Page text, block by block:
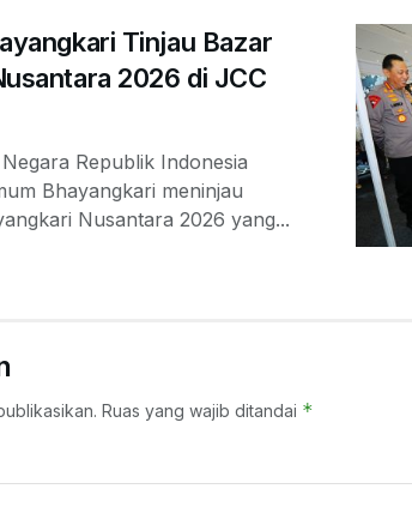
Tinjau Bazar
2026 di JCC
Republik Indonesia
Bhayangkari meninjau
Nusantara 2026 yang...
Ruas yang wajib ditandai *